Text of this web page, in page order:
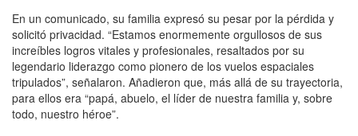
En un comunicado, su familia expresó su pesar por la pérdida y
solicitó privacidad. “Estamos enormemente orgullosos de sus
increíbles logros vitales y profesionales, resaltados por su
legendario liderazgo como pionero de los vuelos espaciales
tripulados”, señalaron. Añadieron que, más allá de su trayectoria,
para ellos era “papá, abuelo, el líder de nuestra familia y, sobre
todo, nuestro héroe”.